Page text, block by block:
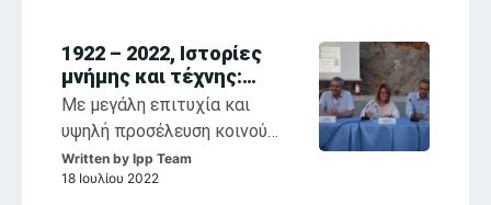
1922 – 2022, Ιστορίες
μνήμης και τέχνης:
αναστοχασμοί στη
θρησκευτική ζωγραφική
των Παπαλουκά,
Κόντογλου, Βασιλείου
Με μεγάλη επιτυχία και
υψηλή προσέλευση κοινού
συνεχίζονται η έκθεση
«1922-2022, Σ. Παπαλουκάς,
Written by Ipp Team
18 Ιουλίου 2022